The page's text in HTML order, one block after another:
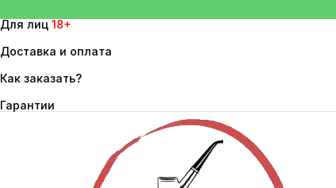
к
содержимому
Для лиц 18+
Доставка и оплата
Как заказать?
Гарантии